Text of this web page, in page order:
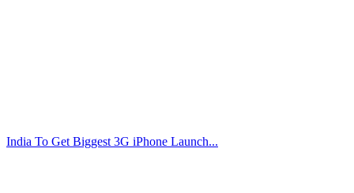
India To Get Biggest 3G iPhone Launch...